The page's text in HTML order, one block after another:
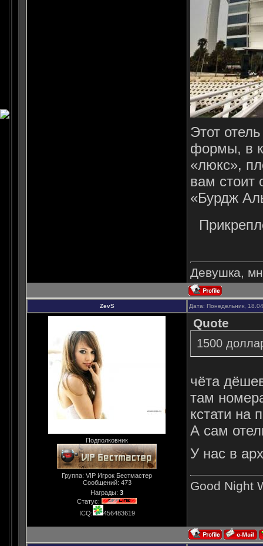
Этот
формы, в
«люкс»,
вам стоит
«Бурдж
Девушка,
ZevS Дата: Понедельник,
Подполковник
Группа: VIP Игрок Бестмастер
Сообщений: 473
Награды: 3
Статус:
ICQ:
456483619
Quote
1500
чёта
там
кстати на
А сам
У нас в
Good Night